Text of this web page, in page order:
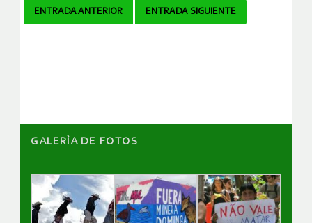
Navegador
ENTRADA ANTERIOR ENTRADA SIGUIENTE
GALERÌA DE FOTOS